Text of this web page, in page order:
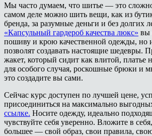
Мы часто думаем, что шитье — это
самом деле можно шить вещи, как из
бренда, за разумные деньги и без долгих
«Капсульный гардероб качества люкс» вы
пошиву и крою качественной одежды, но
позволят создавать настоящие шедевры.
жакет, который сидит как влитой, платье
для особого случая, роскошные брюки и
это создадите вы сами.
Сейчас курс доступен по лучшей цене,
присоединиться на максимально
ссылке. Носите одежду, идеально
чувствуйте себя уверенно. Вложите в
большее — свой образ, свои правила,